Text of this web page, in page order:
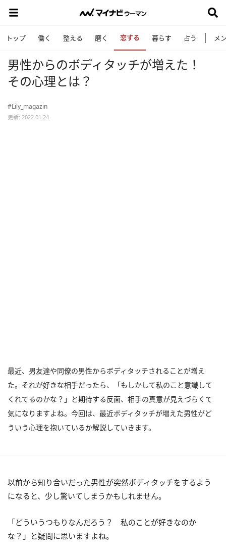
トップ 働く 整える 磨く 恋する 暮らす 占う メ
男性からのボディタッチが増えた！
その心理とは？
#Lily_magazin
更新: 2022.01.24
最近、男友達や同僚の男性からボディタッチされることが増え
た。それが好きな相手だったら、「もしかして私のこと意識して
くれてるのかな？」と期待する反面、相手の真意が見えづらくて
気になりますよね。今回は、最近ボディタッチが増えた男性がど
ういう心理を抱いているか解説していきます。
以前から知り合いだった男性が突然ボディタッチをするよう
になると、少し驚いてしまうかもしれません。
「どういうつもりなんだろう？ 私のことが好きなのか
な？」と疑問に思いますよね。